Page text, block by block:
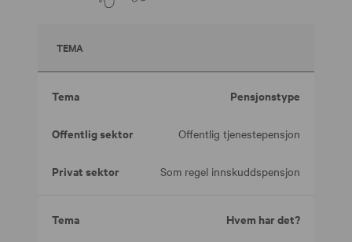
TEMA
Pensjonstype
Offentlig tjenestepensjon
Som regel innskuddspensjon
Hvem har det?